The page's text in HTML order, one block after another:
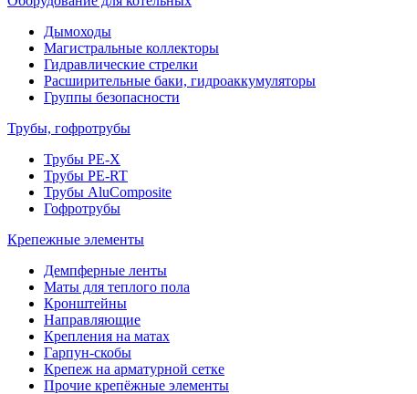
Дымоходы
Магистральные коллекторы
Гидравлические стрелки
Расширительные баки, гидроаккумуляторы
Группы безопасности
Трубы, гофротрубы
Трубы PE-X
Трубы PE-RT
Трубы AluComposite
Гофротрубы
Крепежные элементы
Демпферные ленты
Маты для теплого пола
Кронштейны
Направляющие
Крепления на матах
Гарпун-скобы
Крепеж на арматурной сетке
Прочие крепёжные элементы